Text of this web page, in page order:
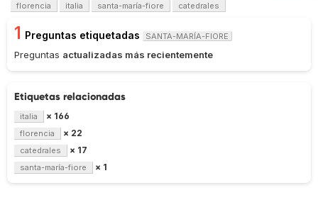
florencia italia santa-maría-fiore catedrales
1 Preguntas etiquetadas SANTA-MARÍA-FIORE
Preguntas actualizadas más recientemente
Etiquetas relacionadas
italia × 166
florencia × 22
catedrales × 17
santa-maría-fiore × 1